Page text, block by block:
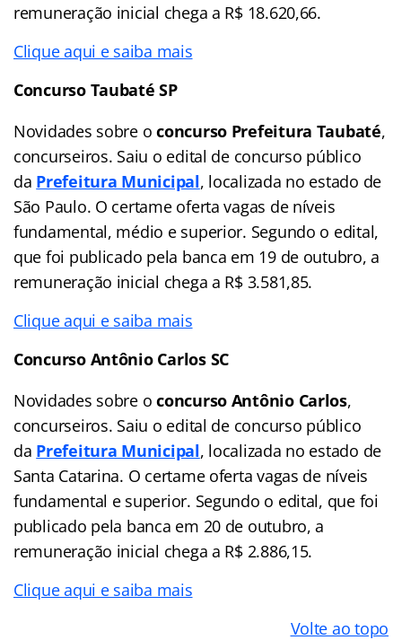
remuneração inicial chega a R$ 18.620,66.
Clique aqui e saiba mais
Concurso Taubaté SP
Novidades sobre oconcurso Prefeitura Taubaté,
concurseiros. Saiu o edital de concurso público
da Prefeitura Municipal, localizada no estado de
São Paulo. O certame oferta vagas de níveis
fundamental, médio e superior. Segundo o edital,
que foi publicado pela banca em 19 de outubro, a
remuneração inicial chega a R$ 3.581,85.
Clique aqui e saiba mais
Concurso Antônio Carlos SC
Novidades sobre oconcurso Antônio Carlos,
concurseiros. Saiu o edital de concurso público
da Prefeitura Municipal, localizada no estado de
Santa Catarina. O certame oferta vagas de níveis
fundamental e superior. Segundo o edital, que foi
publicado pela banca em 20 de outubro, a
remuneração inicial chega a R$ 2.886,15.
Clique aqui e saiba mais
Volte ao topo